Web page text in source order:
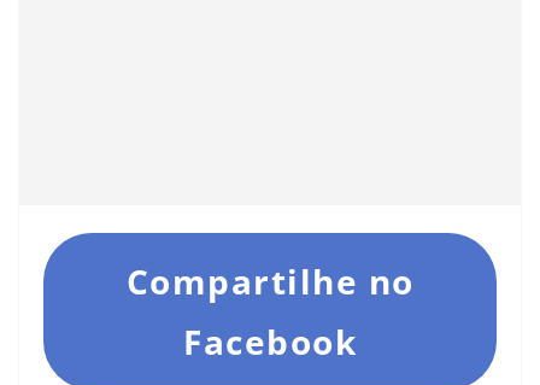
Compartilhe no
Facebook